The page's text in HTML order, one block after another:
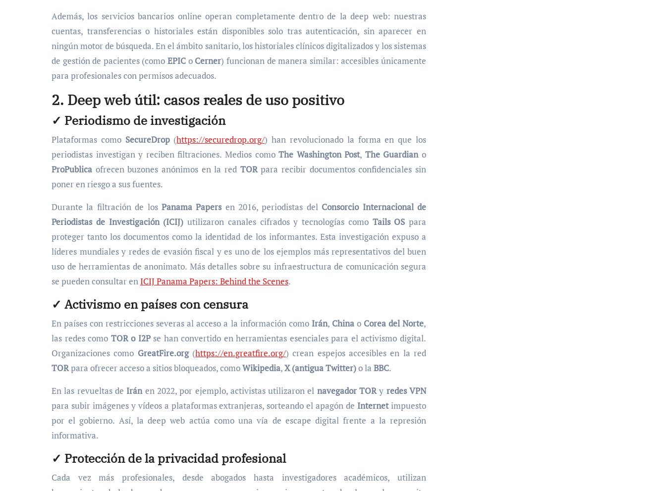
Además, los servicios bancarios online operan completamente dentro de la deep web: nuestras
cuentas, transferencias o historiales están disponibles solo tras autenticación, sin aparecer en
ningún motor de búsqueda. En el ámbito sanitario, los historiales clínicos digitalizados y los sistemas
de gestión de pacientes (comoEPIC o Cerner) funcionan de manera similar: accesibles únicamente
para profesionales con permisos adecuados.
2. Deep web útil: casos reales de uso positivo
✓ Periodismo de investigación
Plataformas como SecureDrop(https://securedrop.org/) han revolucionado la forma en que los
periodistas investigan y reciben filtraciones. Medios comoThe Washington Post, The Guardiano
ProPublica ofrecen buzones anónimos en la red TORpara recibir documentos confidenciales sin
poner en riesgo a sus fuentes.
Durante la filtración de los Panama Papersen 2016, periodistas del Consorcio Internacional de
Periodistas de Investigación (ICIJ) utilizaron canales cifrados y tecnologías como Tails OS para
proteger tanto los documentos como la identidad de los informantes. Esta investigación expuso a
líderes mundiales y redes de evasión fiscal y es uno de los ejemplos más representativos del buen
uso de herramientas de anonimato. Más detalles sobre su infraestructura de comunicación segura
se pueden consultar en ICIJ Panama Papers: Behind the Scenes.
✓ Activismo en países con censura
En países con restricciones severas al acceso a la información como Irán, Chinao Corea del Norte,
las redes como TOR o I2Pse han convertido en herramientas esenciales para el activismo digital.
Organizaciones como GreatFire.org(https://en.greatfire.org/) crean espejos accesibles en la red
TORpara ofrecer acceso a sitios bloqueados, comoWikipedia,X (antigua Twitter)o la BBC.
En las revueltas deIránen 2022, por ejemplo, activistas utilizaron el navegador TORy redes VPN
para subir imágenes y vídeos a plataformas extranjeras, sorteando el apagón deInternetimpuesto
por el gobierno. Así, la deep web actúa como una vía de escape digital frente a la represión
informativa.
✓ Protección de la privacidad profesional
Cada vez más profesionales, desde abogados hasta investigadores académicos, utilizan